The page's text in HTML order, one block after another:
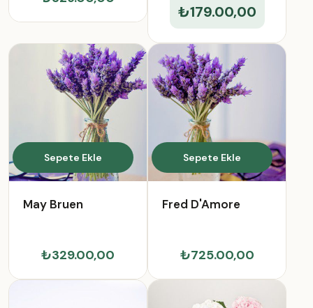
₺179.00,00
Sepete Ekle
May Bruen
₺329.00,00
Sepete Ekle
Fred D'Amore
₺725.00,00